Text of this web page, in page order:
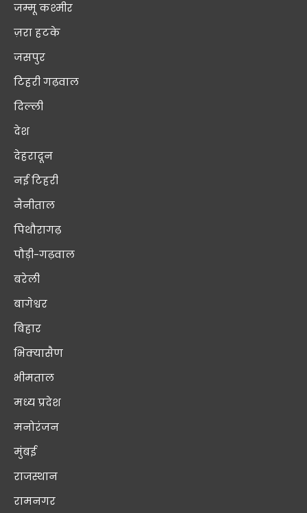
जम्मू कश्मीर
ज़रा हटके
जसपुर
टिहरी गढ़वाल
दिल्ली
देश
देहरादून
नई टिहरी
नैनीताल
पिथौरागढ़
पौड़ी-गढ़वाल
बरेली
बागेश्वर
बिहार
भिक्यासैण
भीमताल
मध्य प्रदेश
मनोरंजन
मुंबई
राजस्थान
रामनगर